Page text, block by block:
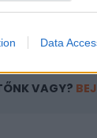
Data
VAGY?